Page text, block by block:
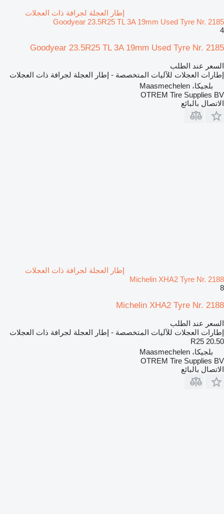
إطار العجلة لجرافة ذات العجلات
Goodyear 23.5R25 TL 3A 19mm Used Tyre Nr. 2185
4
Goodyear 23.5R25 TL 3A 19mm Used Tyre Nr. 2185
السعر عند الطلب
إطارات العجلات للآليات المتخصصة - إطار العجلة لجرافة ذات العجلات
بلجيكا، Maasmechelen
OTREM Tire Supplies BV
الاتصال بالبائع
إطار العجلة لجرافة ذات العجلات
Michelin XHA2 Tyre Nr. 2188
8
Michelin XHA2 Tyre Nr. 2188
السعر عند الطلب
إطارات العجلات للآليات المتخصصة - إطار العجلة لجرافة ذات العجلات
20.50 R25
بلجيكا، Maasmechelen
OTREM Tire Supplies BV
الاتصال بالبائع